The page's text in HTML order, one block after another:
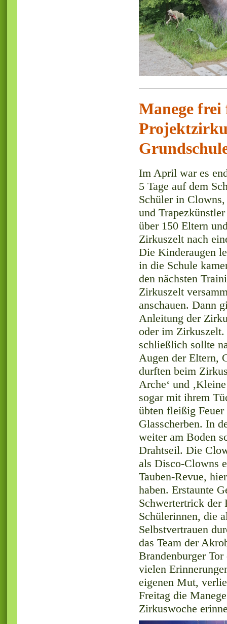
Manege frei
Im April war es
5 Tage auf dem
Schüler in
und
über 150 Eltern
Zirkuszelt nach
Die Kinderaugen
in die Schule
den nächsten
Zirkuszelt
anschauen. Dann
Anleitung der
oder im
schließlich sollte
Augen der Eltern,
durften beim
Arche‘ und
sogar mit ihrem
übten fleißig Feuer
Glasscherben. In
weiter am Boden
Drahtseil. Die
als Disco-Clowns
Tauben-Revue,
haben. Erstaunte
Schwertertrick der
Schülerinnen, die
Selbstvertrauen
das Team der
Brandenburger
vielen
eigenen Mut,
Freitag die
Zirkuswoche